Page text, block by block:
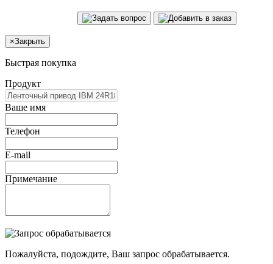
×Закрыть
Быстрая покупка
Продукт
Ваше имя
Телефон
E-mail
Примечание
Пожалуйста, подождите, Ваш запрос обрабатывается.